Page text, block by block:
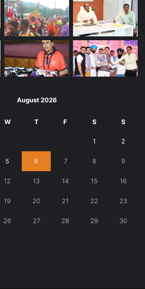
August 2026
W T F S S
1 2
5 6 7 8 9
12 13 14 15 16
19 20 21 22 23
26 27 28 29 30